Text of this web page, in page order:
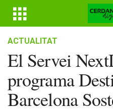
ACTUALITAT
El Servei
programa
Barcelona